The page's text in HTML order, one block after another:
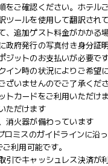
をご確認ください。ホテ
ツールを使用して翻訳され
、追加ゲスト料金がかかる
政府発行の写真付き身分
ジットのお支払いが必要で
イン時の状況によりご希望
ざいませんのでご了承くだ
トカードをご利用いただけ
ただけます
消火器が備わっています
ロミスのガイドラインに沿
利用可能です。
引でキャッシュレス決済が